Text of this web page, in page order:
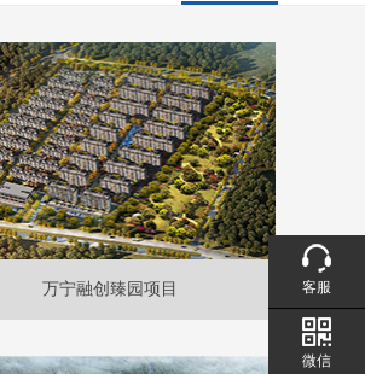
万宁融创臻园项目 客服
微信